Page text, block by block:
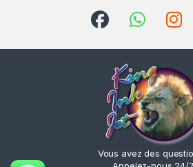
Vous avez des